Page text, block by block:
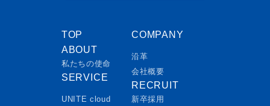
TOP
ABOUT
私たちの使命
SERVICE
UNITE cloud
COMPANY
沿革
会社概要
RECRUIT
新卒採用